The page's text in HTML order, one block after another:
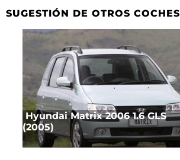
SUGESTIÓN DE OTROS COCHES
Hyundai Matrix 2006 1.6 GLS
(2005)